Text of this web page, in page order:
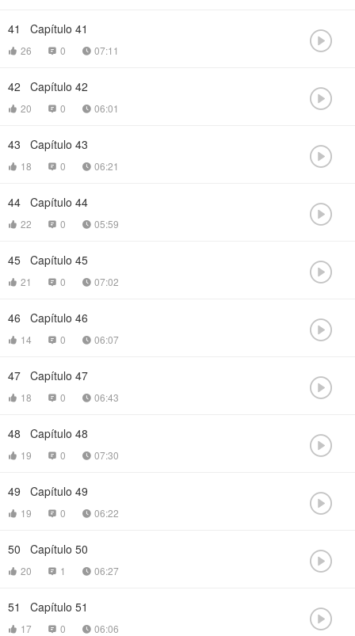
41 Capítulo 41
 26  0  07:11 
42 Capítulo 42
 20  0  06:01 
43 Capítulo 43
 18  0  06:21 
44 Capítulo 44
 22  0  05:59 
45 Capítulo 45
 21  0  07:02 
46 Capítulo 46
 14  0  06:07 
47 Capítulo 47
 18  0  06:43 
48 Capítulo 48
 19  0  07:30 
49 Capítulo 49
 19  0  06:22 
50 Capítulo 50
 20  1  06:27 
51 Capítulo 51
 17  0  06:06 